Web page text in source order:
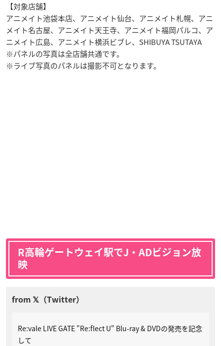
【対象店舗】
アニメイト池袋本店、アニメイト仙台、アニメイト札幌、アニ
メイト名古屋、アニメイト天王寺、アニメイト福岡パルコ、ア
ニメイト広島、アニメイト横浜ビブレ、SHIBUYA TSUTAYA
※パネルの写真は全店舗共通です。
※ライブ写真のパネルは撮影不可となります。
R高輪ゲートウェイ駅でJ・ADビジョン放
映
Re:vale LIVE GATE "Re:flect U" Blu-ray & DVDの発売を記念
して